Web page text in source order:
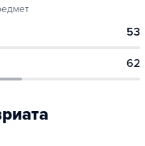
53
62